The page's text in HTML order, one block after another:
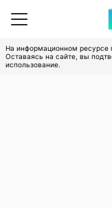
На информационном
Оставаясь на сайте, вы
использование.